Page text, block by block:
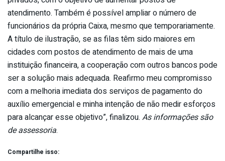
atendimento. Também é possível ampliar o número de
funcionários da própria Caixa, mesmo que temporariamente.
A título de ilustração, se as filas têm sido maiores em
cidades com postos de atendimento de mais de uma
instituição financeira, a cooperação com outros bancos pode
ser a solução mais adequada. Reafirmo meu compromisso
com a melhoria imediata dos serviços de pagamento do
auxílio emergencial e minha intenção de não medir esforços
para alcançar esse objetivo”, finalizou. As informações são
de assessoria.
Compartilhe isso: